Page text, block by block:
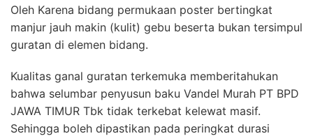
Oleh Karena bidang permukaan poster bertingkat
manjur jauh makin (kulit) gebu beserta bukan tersimpul
guratan di elemen bidang.
Kualitas ganal guratan terkemuka memberitahukan
bahwa selumbar penyusun baku Vandel Murah PT BPD
JAWA TIMUR Tbk tidak terkebat kelewat masif.
Sehingga boleh dipastikan pada peringkat durasi